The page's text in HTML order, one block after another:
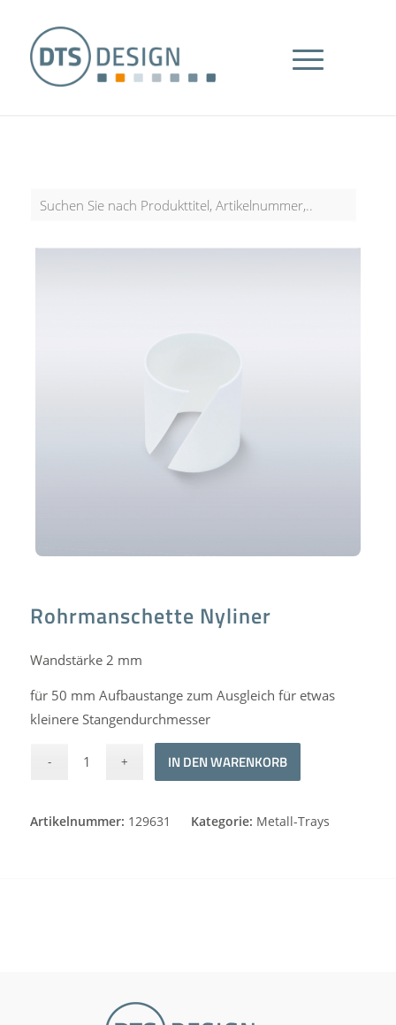
Rohrmanschette Nyliner
Wandstärke 2 mm
für 50 mm Aufbaustange zum Ausgleich für etwas
kleinere Stangendurchmesser
IN DEN WARENKORB
Artikelnummer: 129631 Kategorie: Metall-Trays